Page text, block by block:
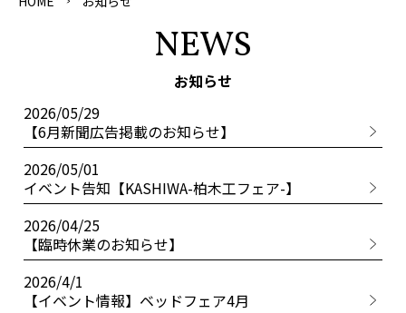
NEWS
お知らせ
2026/05/29
【6月新聞広告掲載のお知らせ】
2026/05/01
イベント告知【KASHIWA-柏木工フェア-】
2026/04/25
【臨時休業のお知らせ】
2026/4/1
【イベント情報】ベッドフェア4月